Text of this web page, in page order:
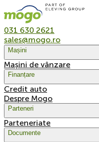
031 630 2621
sales@mogo.ro
Mașini
Mașini de vânzare
Finanțare
Credit auto
Despre Mogo
Parteneri
Parteneriate
Documente